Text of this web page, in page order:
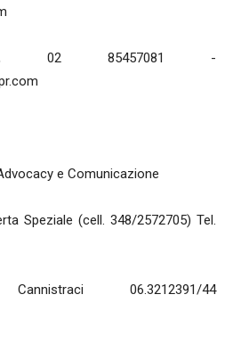
02 85457081 -
e Comunicazione
Speziale (cell. 348/2572705) Tel.
06.3212391/44